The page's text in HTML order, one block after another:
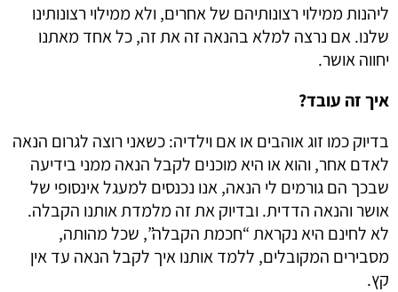
ליהנות ממילוי רצונותיהם של אחרים, ולא ממילוי רצונותינו
שלנו. אם נרצה למלא בהנאה זה את זה, כל אחד מאתנו
יחווה אושר.
איך זה עובד?
בדיוק כמו זוג אוהבים או אם וילדיה: כשאני רוצה לגרום הנאה
לאדם אחר, והוא או היא מוכנים לקבל הנאה ממני בידיעה
שבכך הם גורמים לי הנאה, אנו נכנסים למעגל אינסופי של
אושר והנאה הדדית. ובדיוק את זה מלמדת אותנו הקבלה.
לא לחינם היא נקראת “חכמת הקבלה”, שכל מהותה,
מסבירים המקובלים, ללמד אותנו איך לקבל הנאה עד אין
קץ.